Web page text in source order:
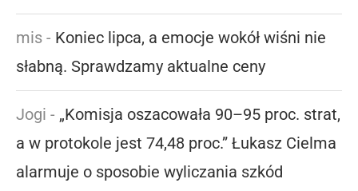
mis - Koniec lipca, a emocje wokół wiśni nie
słabną. Sprawdzamy aktualne ceny
Jogi - „Komisja oszacowała 90–95 proc. strat,
a w protokole jest 74,48 proc.” Łukasz Cielma
alarmuje o sposobie wyliczania szkód